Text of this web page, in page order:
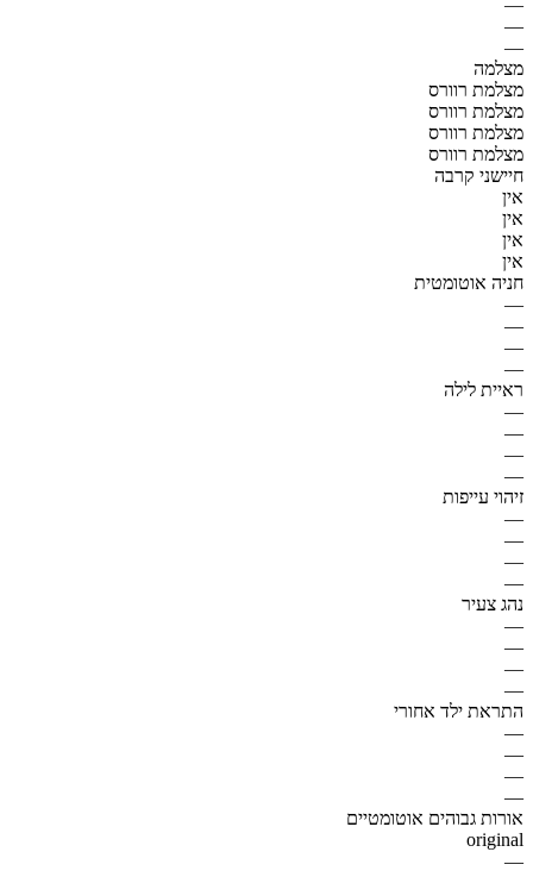
—
—
מצלמה
מצלמת רוורס
מצלמת רוורס
מצלמת רוורס
מצלמת רוורס
חיישני קרבה
אין
אין
אין
אין
חניה אוטומטית
—
—
—
—
ראיית לילה
—
—
—
—
זיהוי עייפות
—
—
—
—
נהג צעיר
—
—
—
—
התראת ילד אחורי
—
—
—
—
אורות גבוהים אוטומטיים
original
—